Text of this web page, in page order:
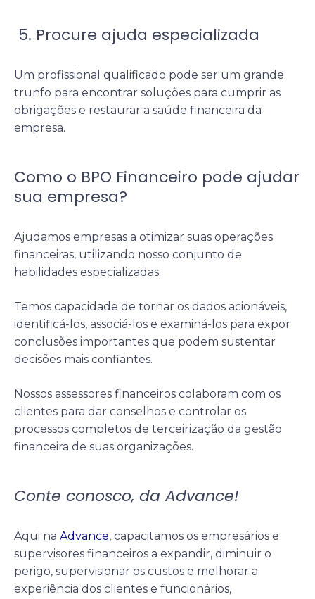
5. Procure ajuda especializada
Um profissional qualificado pode ser um grande
trunfo para encontrar soluções para cumprir as
obrigações e restaurar a saúde financeira da
empresa.
Como o BPO Financeiro pode ajudar
sua empresa?
Ajudamos empresas a otimizar suas operações
financeiras, utilizando nosso conjunto de
habilidades especializadas.
Temos capacidade de tornar os dados acionáveis,
identificá-los, associá-los e examiná-los para expor
conclusões importantes que podem sustentar
decisões mais confiantes.
Nossos assessores financeiros colaboram com os
clientes para dar conselhos e controlar os
processos completos de terceirização da gestão
financeira de suas organizações.
Conte conosco, da Advance!
Aqui na Advance, capacitamos os empresários e
supervisores financeiros a expandir, diminuir o
perigo, supervisionar os custos e melhorar a
experiência dos clientes e funcionários,